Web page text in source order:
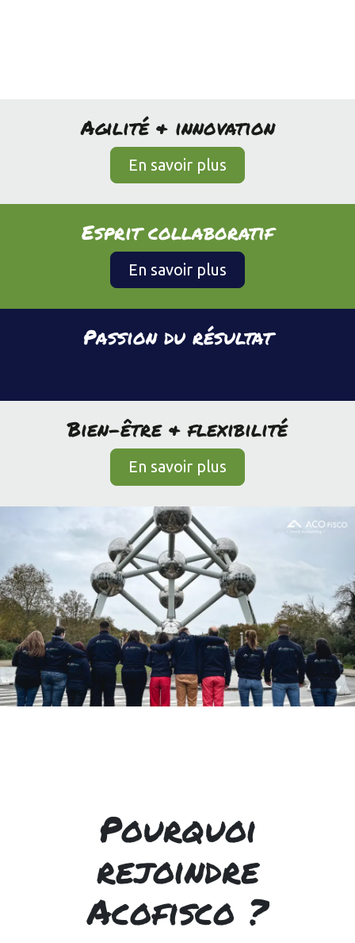
Agilité & innovation
En savoir plus
Esprit collaboratif
En savoir plus
Passion du résultat
Bien-être & flexibilité
En savoir plus
Pourquoi
rejoindre
Acofisco ?